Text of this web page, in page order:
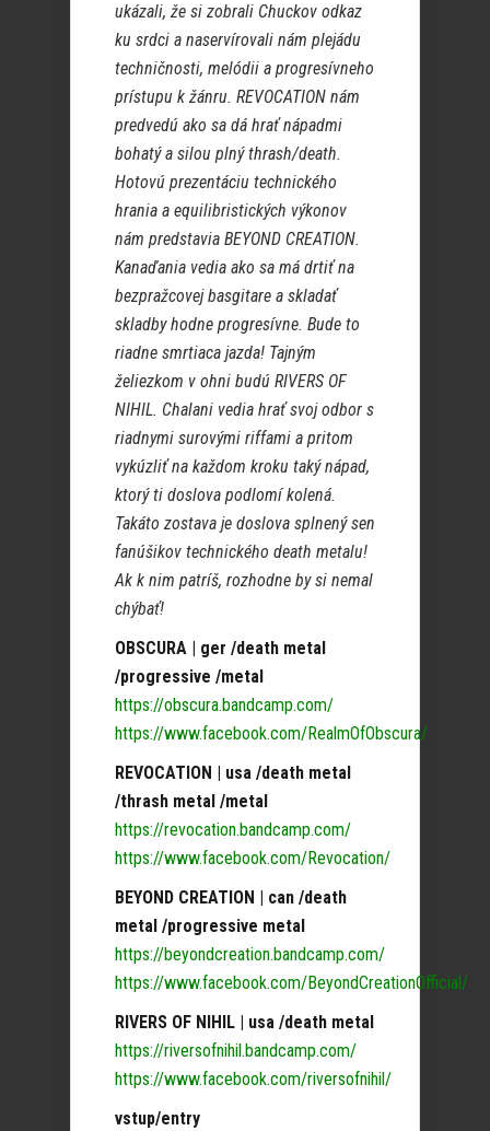
ukázali, že si zobrali Chuckov odkaz
ku srdci a naservírovali nám plejádu
techničnosti, melódii a progresívneho
prístupu k žánru. REVOCATION nám
predvedú ako sa dá hrať nápadmi
bohatý a silou plný thrash/death.
Hotovú prezentáciu technického
hrania a equilibristických výkonov
nám predstavia BEYOND CREATION.
Kanaďania vedia ako sa má drtiť na
bezpražcovej basgitare a skladať
skladby hodne progresívne. Bude to
riadne smrtiaca jazda! Tajným
želiezkom v ohni budú RIVERS OF
NIHIL. Chalani vedia hrať svoj odbor s
riadnymi surovými riffami a pritom
vykúzliť na každom kroku taký nápad,
ktorý ti doslova podlomí kolená.
Takáto zostava je doslova splnený sen
fanúšikov technického death metalu!
Ak k nim patríš, rozhodne by si nemal
chýbať!
OBSCURA | ger /death metal
/progressive /metal
https://obscura.bandcamp.com/
https://www.facebook.com/RealmOfObscura/
REVOCATION | usa /death metal
/thrash metal /metal
https://revocation.bandcamp.com/
https://www.facebook.com/Revocation/
BEYOND CREATION | can /death
metal /progressive metal
https://beyondcreation.bandcamp.com/
https://www.facebook.com/BeyondCreationOfficial/
RIVERS OF NIHIL | usa /death metal
https://riversofnihil.bandcamp.com/
https://www.facebook.com/riversofnihil/
vstup/entry